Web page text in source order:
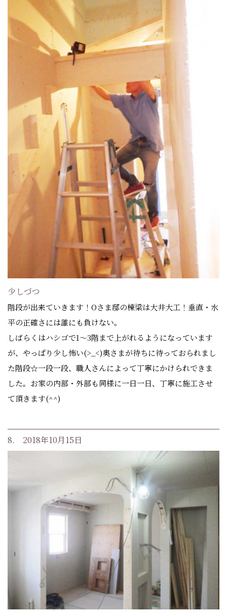
少しづつ
階段が出来ていきます！Oさま邸の棟梁は大井大工！垂直・水
平の正確さには誰にも負けない。
しばらくはハシゴで1～3階まで上がれるようになっています
が、やっぱり少し怖い(>_<)奥さまが待ちに待っておられまし
た階段☆一段一段、職人さんによって丁寧にかけられできま
した。お家の内部・外部も同様に一日一日、丁寧に施工させ
て頂きます(^^)
8. 2018年10月15日